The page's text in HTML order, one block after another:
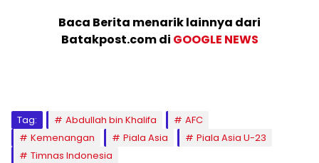
Baca Berita menarik lainnya dari
Batakpost.com di GOOGLE NEWS
Tag: Abdullah bin Khalifa
AFC
Kemenangan
Piala Asia
Piala Asia U-23
Timnas Indonesia